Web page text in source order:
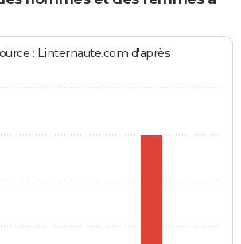
: Linternaute.com d'après